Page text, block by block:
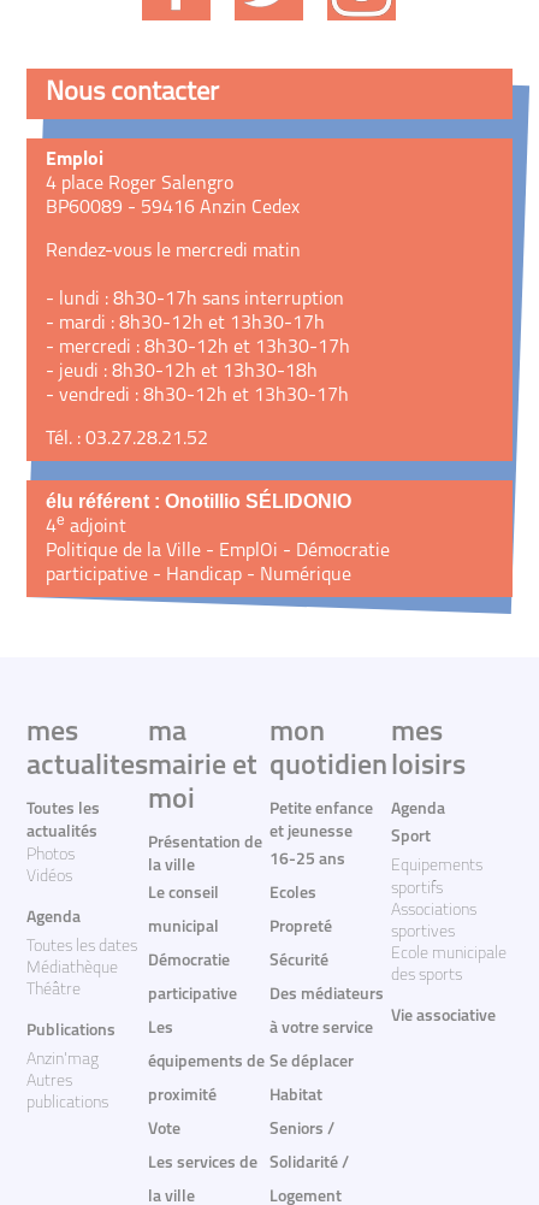
Nous contacter
Emploi
4 place Roger Salengro
BP60089 - 59416 Anzin Cedex
Rendez-vous le mercredi matin
- lundi : 8h30-17h sans interruption
- mardi : 8h30-12h et 13h30-17h
- mercredi : 8h30-12h et 13h30-17h
- jeudi : 8h30-12h et 13h30-18h
- vendredi : 8h30-12h et 13h30-17h
Tél. : 03.27.28.21.52
élu référent : Onotillio SÉLIDONIO
4e adjoint
Politique de la Ville - EmplOi - Démocratie
participative - Handicap - Numérique
mes
actualites
Toutes les
actualités
Photos
Vidéos
Agenda
Toutes les dates
Médiathèque
Théâtre
Publications
Anzin'mag
Autres
publications
ma
mairie et
moi
Présentation de
la ville
Le conseil
municipal
Démocratie
participative
Les
équipements de
proximité
Vote
Les services de
la ville
mon
quotidien
Petite enfance
et jeunesse
16-25 ans
Ecoles
Propreté
Sécurité
Des médiateurs
à votre service
Se déplacer
Habitat
Seniors /
Solidarité /
Logement
mes
loisirs
Agenda
Sport
Equipements
sportifs
Associations
sportives
Ecole municipale
des sports
Vie associative